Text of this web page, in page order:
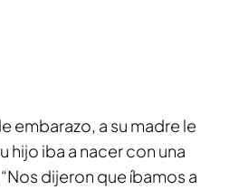
embarazo, a su madre le
hijo iba a nacer con una
“Nos dijeron que íbamos a